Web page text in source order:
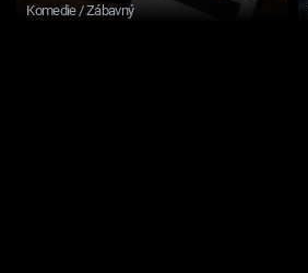
Komedie / Zábavný